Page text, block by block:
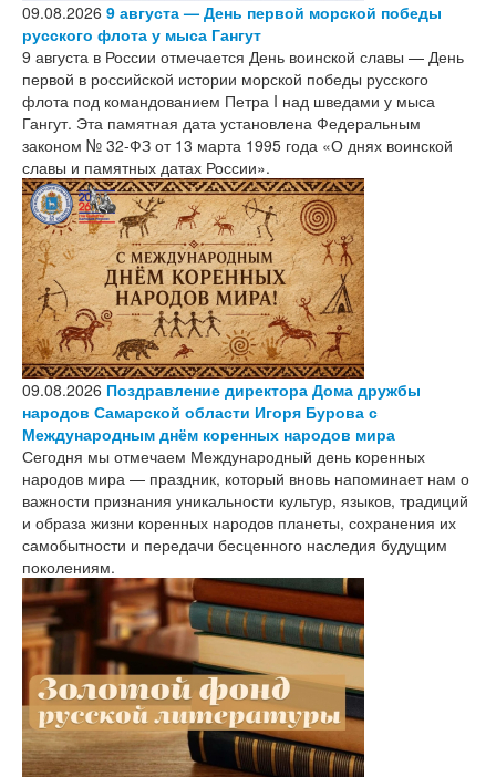
09.08.2026 9 августа — День первой морской победы
русского флота у мыса Гангут
9 августа в России отмечается День воинской славы — День
первой в российской истории морской победы русского
флота под командованием Петра I над шведами у мыса
Гангут. Эта памятная дата установлена Федеральным
законом № 32-ФЗ от 13 марта 1995 года «О днях воинской
славы и памятных датах России».
09.08.2026 Поздравление директора Дома дружбы
народов Самарской области Игоря Бурова с
Международным днём коренных народов мира
Сегодня мы отмечаем Международный день коренных
народов мира — праздник, который вновь напоминает нам о
важности признания уникальности культур, языков, традиций
и образа жизни коренных народов планеты, сохранения их
самобытности и передачи бесценного наследия будущим
поколениям.